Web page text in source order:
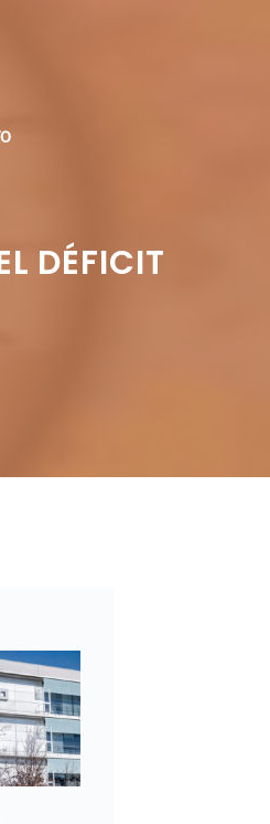
DÉFICIT